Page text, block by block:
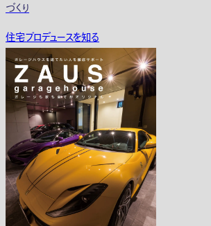
づくり
住宅プロデュースを知る